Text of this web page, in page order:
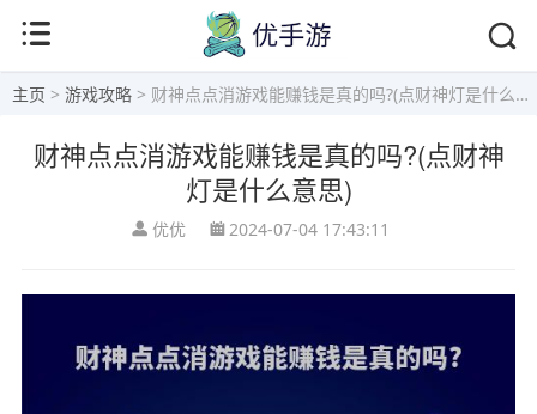
主页 > 游戏攻略 > 财神点点消游戏能赚钱是真的吗?(点财神灯是什么意思)
财神点点消游戏能赚钱是真的吗?(点财神
灯是什么意思)
优优 2024-07-04 17:43:11